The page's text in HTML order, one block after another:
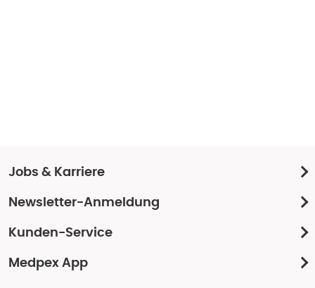
Jobs & Karriere
Newsletter-Anmeldung
Kunden-Service
Medpex App